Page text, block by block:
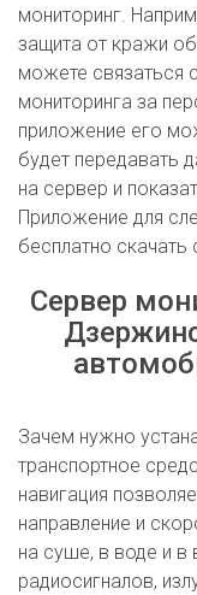
мониторинг.
защита от кражи
можете связаться
мониторинга за
приложение его
будет передавать
на сервер и
Приложение для
бесплатно скачать
Сервер
Зачем нужно
транспортное
навигация
направление и
на суше, в воде и
радиосигналов,